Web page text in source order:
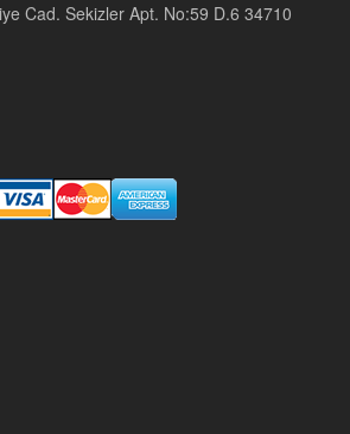
Cad. Sekizler Apt. No:59 D.6 34710